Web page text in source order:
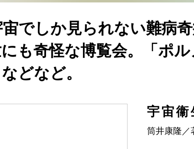
でしか見られない難病
も奇怪な博覧会。「ポ
どなど。
宇宙衞
筒井康隆／